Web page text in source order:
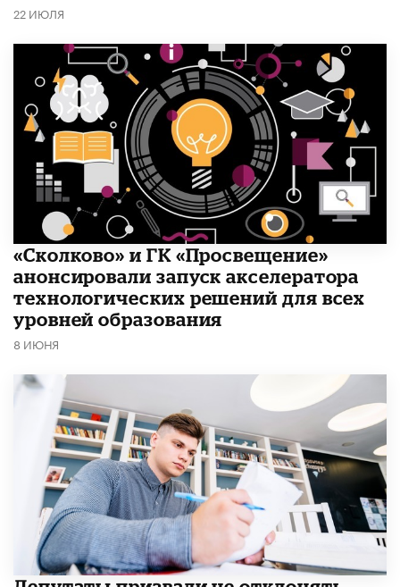
22 ИЮЛЯ
«Сколково» и ГК «Просвещение»
анонсировали запуск акселератора
технологических решений для всех
уровней образования
8 ИЮНЯ